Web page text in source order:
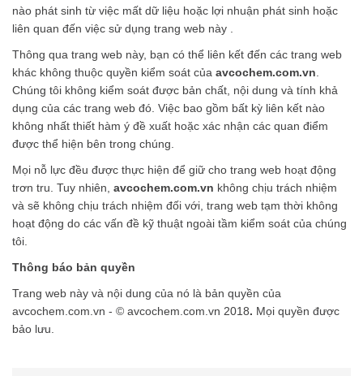
nào phát sinh từ việc mất dữ liệu hoặc lợi nhuận phát sinh hoặc
liên quan đến việc sử dụng trang web này .
Thông qua trang web này, bạn có thể liên kết đến các trang web
khác không thuộc quyền kiểm soát của avcochem.com.vn
Chúng tôi không kiểm soát được bản chất, nội dung và tính khả
dụng của các trang web đó. Việc bao gồm bất kỳ liên kết nào
không nhất thiết hàm ý đề xuất hoặc xác nhận các quan điểm
được thể hiện bên trong chúng.
Mọi nỗ lực đều được thực hiện để giữ cho trang web hoạt động
trơn tru. Tuy nhiên, avcochem.com.vn không chịu trách nhiệm
và sẽ không chịu trách nhiệm đối với, trang web tạm thời không
hoạt động do các vấn đề kỹ thuật ngoài tầm kiểm soát của chúng
tôi.
Thông báo bản quyền
Trang web này và nội dung của nó là bản quyền của
avcochem.com.vn - © avcochem.com.vn 2018. Mọi quyền được
bảo lưu.